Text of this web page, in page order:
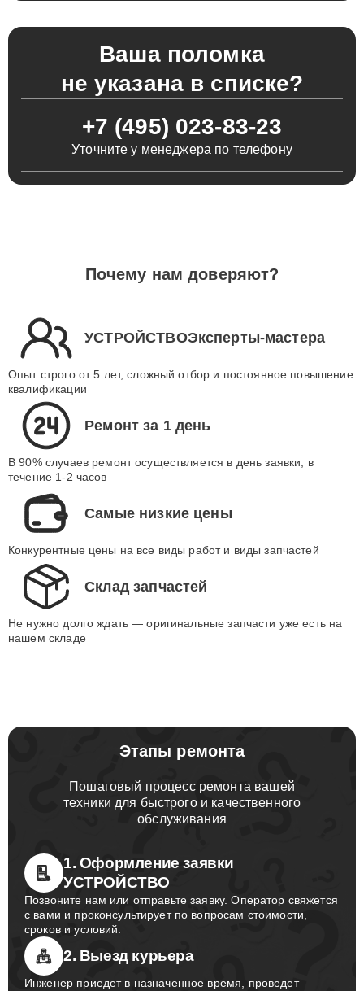
Ваша поломка
не указана в списке?
+7 (495) 023-83-23
Уточните у менеджера по телефону
Почему нам доверяют?
УСТРОЙСТВОЭксперты-мастера
Опыт строго от 5 лет, сложный отбор и постоянное повышение
квалификации
Ремонт за 1 день
В 90% случаев ремонт осуществляется в день заявки, в
течение 1-2 часов
Самые низкие цены
Конкурентные цены на все виды работ и виды запчастей
Склад запчастей
Не нужно долго ждать — оригинальные запчасти уже есть на
нашем складе
Этапы ремонта
Пошаговый процесс ремонта вашей
техники для быстрого и качественного
обслуживания
1. Оформление заявки
УСТРОЙСТВО
Позвоните нам или отправьте заявку. Оператор свяжется
с вами и проконсультирует по вопросам стоимости,
сроков и условий.
2. Выезд курьера
Инженер приедет в назначенное время, проведет